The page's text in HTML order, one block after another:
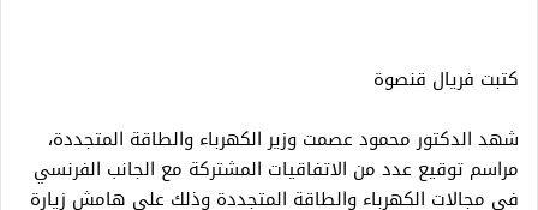
كتبت فريال قنصوة
شهد الدكتور محمود عصمت وزير الكهرباء والطاقة المتجددة،
مراسم توقيع عدد من الاتفاقيات المشتركة مع الجانب الفرنسي
في مجالات الكهرباء والطاقة المتجددة وذلك على هامش زيارة